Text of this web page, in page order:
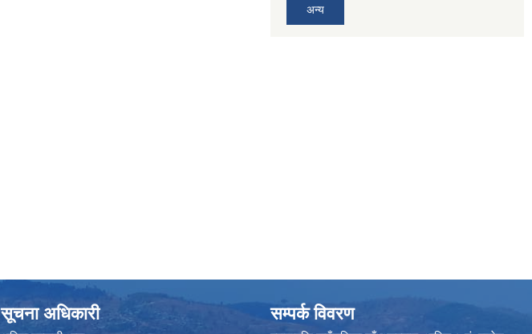
अन्य
सूचना अधिकारी सम्पर्क विवरण